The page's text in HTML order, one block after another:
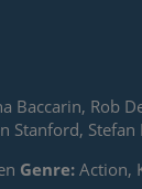
Baccarin, Rob
Genre: Action,